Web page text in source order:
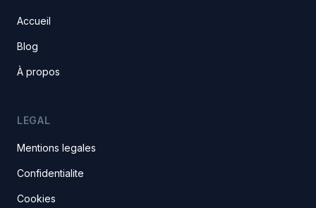
Accueil
Blog
À propos
LEGAL
Mentions legales
Confidentialite
Cookies